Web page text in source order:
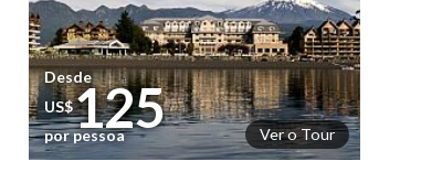
Ver o Tour
Desde
US$125
por pessoa